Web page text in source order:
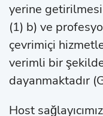
yerine
(1) b) ve
çevrimiçi
verimli bir şekilde
dayanmaktadır
Host